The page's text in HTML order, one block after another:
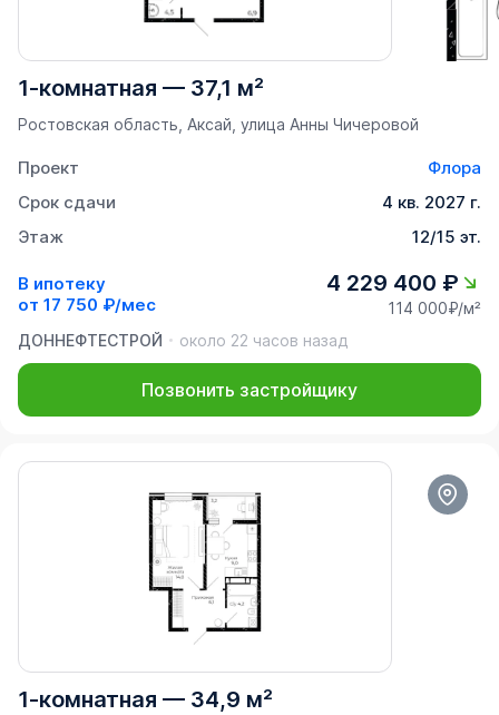
1-комнатная — 37,1 м²
Ростовская область, Аксай, улица Анны Чичеровой
Проект
Флора
Срок сдачи
4 кв. 2027 г.
Этаж
12/15 эт.
В ипотеку
от 17 750 ₽/мес
4 229 400 ₽
114 000₽/м²
ДОННЕФТЕСТРОЙ
около 22 часов назад
Позвонить застройщику
1-комнатная — 34,9 м²